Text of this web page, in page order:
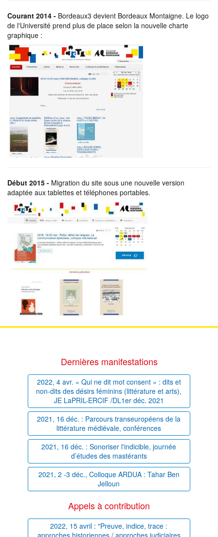
Courant 2014 - Bordeaux3 devient Bordeaux Montaigne. Le logo
de l'Université prend plus de place selon la nouvelle charte
graphique :
Début 2015 - Migration du site sous une nouvelle version
adaptée aux tablettes et téléphones portables.
Dernières manifestations
2022, 4 avr. « Qui ne dit mot consent » : dits et
non-dits des désirs féminins (littérature et arts),
JE LaPRIL-ERCIF /DL1er déc. 2021
2021, 16 déc. : Parcours transeuropéens de la
littérature médiévale, conférences
2021, 16 déc. : Sonoriser l'indicible, journée
d’études des mastérants
2021, 2 -3 déc., Colloque ARDUA : Tahar Ben
Jelloun
Appels à contribution
2022, 15 avril : "Preuve, indice, trace :